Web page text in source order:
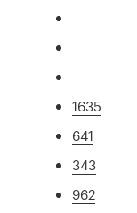
1635
641
343
962